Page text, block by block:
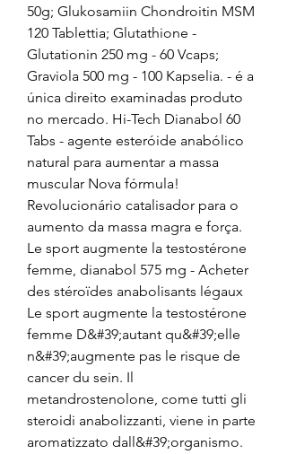
50g; Glukosamiin Chondroitin MSM
120 Tablettia; Glutathione -
Glutationin 250 mg - 60 Vcaps;
Graviola 500 mg - 100 Kapselia. - é a
única direito examinadas produto
no mercado. Hi-Tech Dianabol 60
Tabs - agente esteróide anabólico
natural para aumentar a massa
muscular Nova fórmula!
Revolucionário catalisador para o
aumento da massa magra e força.
Le sport augmente la testostérone
femme, dianabol 575 mg - Acheter
des stéroïdes anabolisants légaux
Le sport augmente la testostérone
femme D&#39;autant qu&#39;elle
n&#39;augmente pas le risque de
cancer du sein. Il
metandrostenolone, come tutti gli
steroidi anabolizzanti, viene in parte
aromatizzato dall&#39;organismo.